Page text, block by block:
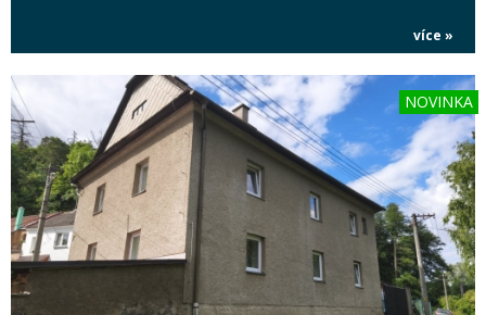
více »
NOVINKA